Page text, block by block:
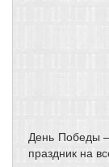
День Победы
праздник на